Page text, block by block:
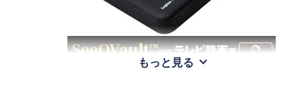
もっと見る